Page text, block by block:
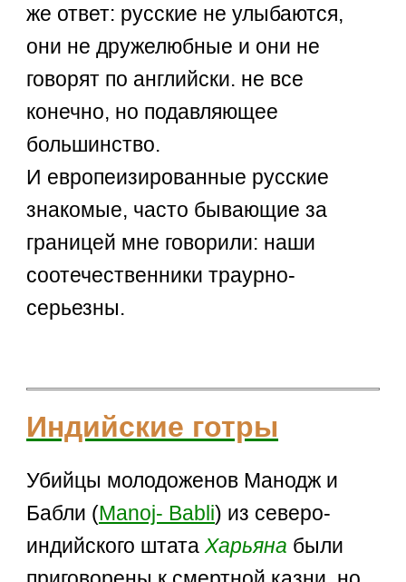
же ответ: русские не улыбаются,
они не дружелюбные и они не
говорят по английски. не все
конечно, но подавляющее
большинство.
И европеизированные русские
знакомые, часто бывающие за
границей мне говорили: наши
соотечественники траурно-
серьезны.
Индийские готры
Убийцы молодоженов Манодж и
Бабли (Manoj- Babli) из северо-
индийского штатаХарьяна были